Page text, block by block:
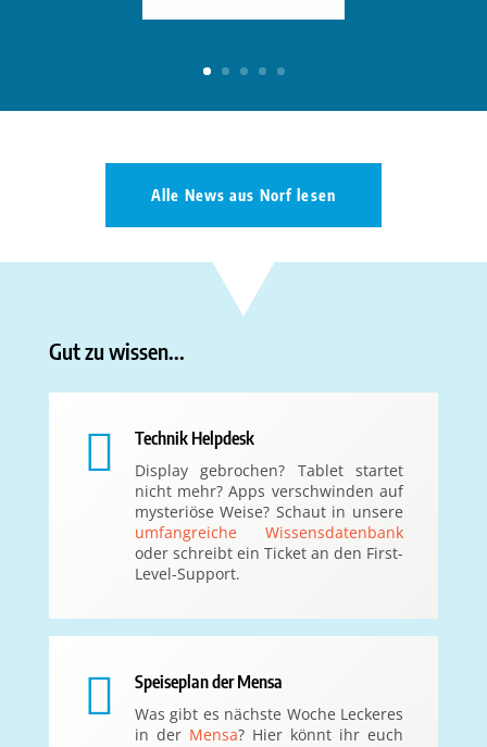
Alle News aus Norf lesen
Gut zu wissen...
 Technik Helpdesk
Display gebrochen? Tablet startet
nicht mehr? Apps verschwinden auf
mysteriöse Weise? Schaut in unsere
umfangreiche Wissensdatenbank
oder schreibt ein Ticket an den First-
Level-Support.
 Speiseplan der Mensa
Was gibt es nächste Woche Leckeres
in der Mensa? Hier könnt ihr euch